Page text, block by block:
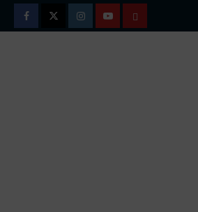
FacebookTwitterInstagramYoutubeTÉRMINOS